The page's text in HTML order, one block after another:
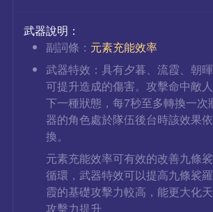
武器說明：
副詞條： 元素充能效率
武器特效：具有夕暮、流霞、朝
可提升造成的傷害。攻擊命中敵
下一種狀態，每7秒至多轉換一次
器的角色處於隊伍後台時該效果
換。
元素充能效率可有效的改善九條
循環，武器特效可以提高九條裟
霞的基礎攻擊力較高，能更大化
攻擊力提升